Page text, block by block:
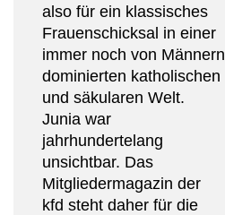
also für ein klassisches
Frauenschicksal in einer
immer noch von Männern
dominierten katholischen
und säkularen Welt.
Junia war
jahrhundertelang
unsichtbar. Das
Mitgliedermagazin der
kfd steht daher für die